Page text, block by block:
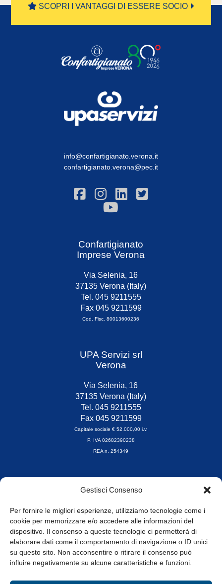
Gestisci Consenso
Per fornire le migliori esperienze, utilizziamo tecnologie come i
cookie per memorizzare e/o accedere alle informazioni del
dispositivo. Il consenso a queste tecnologie ci permetterà di
elaborare dati come il comportamento di navigazione o ID unici
su questo sito. Non acconsentire o ritirare il consenso può
influire negativamente su alcune caratteristiche e funzioni.
SCOPRI I VANTAGGI DI ESSERE SOCIO
info@confartigianato.verona.it
confartigianato.verona@pec.it
Confartigianato
Imprese Verona
Via Selenia, 16
37135 Verona (Italy)
Tel. 045 9211555
Fax 045 9211599
Cod. Fisc. 80013600236
UPA Servizi srl
Verona
Via Selenia, 16
37135 Verona (Italy)
Tel. 045 9211555
Fax 045 9211599
Capitale sociale € 52.000,00 i.v.
P. IVA 02682390238
REA n. 254349
Orari di apertura
8.30-13.00 / 14.00-17.30
Whistleblowing
© Tutti i diritti riservati